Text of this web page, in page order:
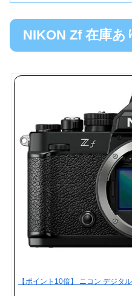
NIKON Zf 在庫あ
【ポイント10倍】 ニコン デジタ